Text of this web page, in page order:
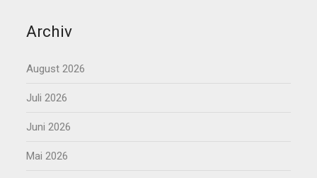
Archiv
August 2026
Juli 2026
Juni 2026
Mai 2026